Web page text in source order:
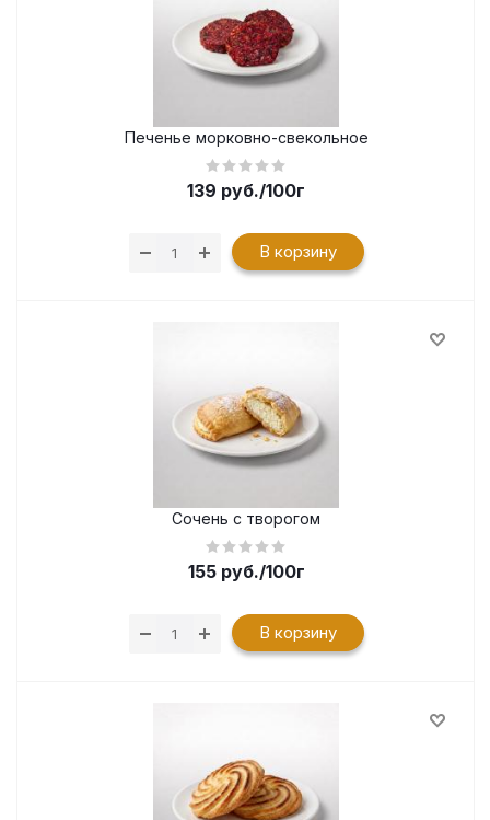
Печенье морковно-свекольное
139 руб./100г
В корзину
Сочень с творогом
155руб./100г
В корзину